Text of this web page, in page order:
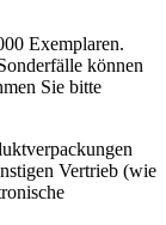
Exemplaren.
können
Sie bitte
Vertrieb (wie